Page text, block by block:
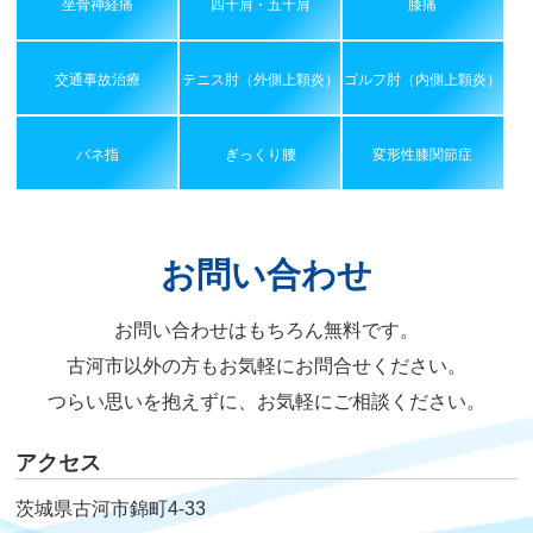
坐骨神経痛 四十肩・五十肩 膝痛
交通事故治療 テニス肘（外側上顆炎） ゴルフ肘（内側上顆炎）
バネ指 ぎっくり腰 変形性膝関節症
お問い合わせ
お問い合わせはもちろん無料です。
古河市以外の方もお気軽にお問合せください。
つらい思いを抱えずに、お気軽にご相談ください。
アクセス
茨城県古河市錦町4-33